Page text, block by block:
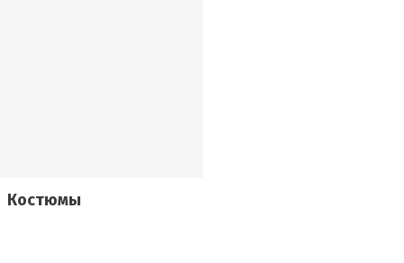
Костюмы